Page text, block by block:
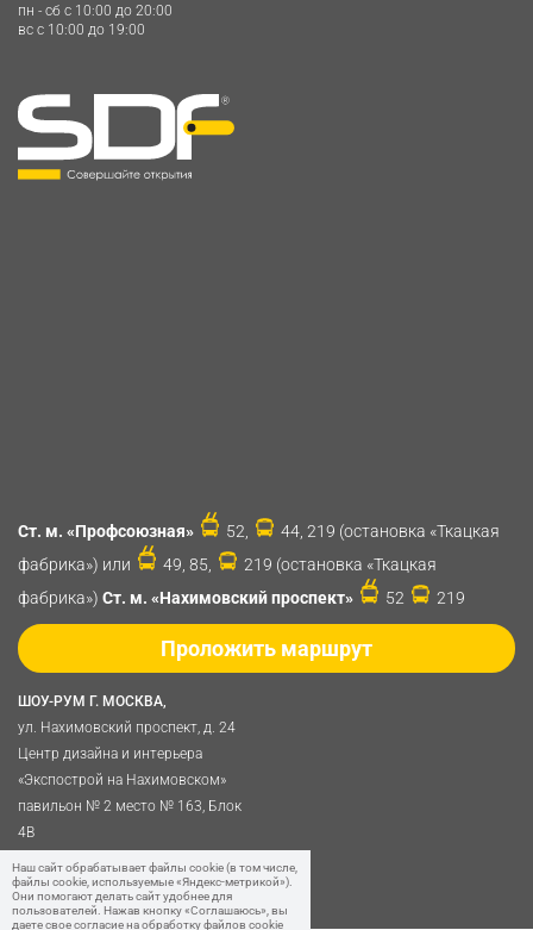
пн - сб c 10:00 до 20:00
вс c 10:00 до 19:00
ШОУ-РУМ Г. МОСКВА,
ул. Нахимовский проспект, д. 24
Центр дизайна и интерьера
«Экспострой на Нахимовском»
павильон № 2 место № 163, Блок
4B
Политика обработки
персональных данных
Ст. м. «Профсоюзная» 52,
44, 219 (остановка «Ткацкая
фабрика») или
49, 85,
219 (остановка «Ткацкая
фабрика») Ст. м. «Нахимовский проспект» 52 219
Проложить маршрут
Наш сайт обрабатывает файлы cookie (в том числе,
файлы cookie, используемые «Яндекс-метрикой»).
Они помогают делать сайт удобнее для
пользователей. Нажав кнопку «Соглашаюсь», вы
даете свое согласие на обработку файлов cookie